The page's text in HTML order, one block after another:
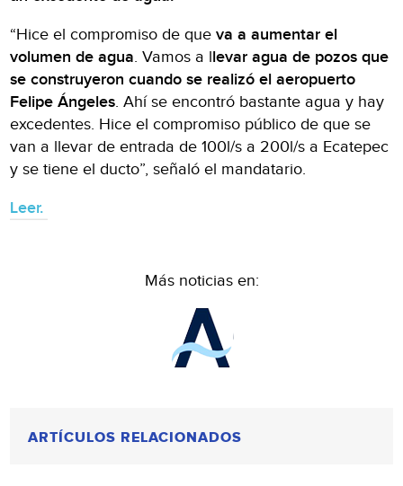
“Hice el compromiso de que va a aumentar el
volumen de agua. Vamos a llevar agua de pozos que
se construyeron cuando se realizó el aeropuerto
Felipe Ángeles. Ahí se encontró bastante agua y hay
excedentes. Hice el compromiso público de que se
van a llevar de entrada de 100l/s a 200l/s a Ecatepec
y se tiene el ducto”, señaló el mandatario.
Leer.
Más noticias en:
ARTÍCULOS RELACIONADOS